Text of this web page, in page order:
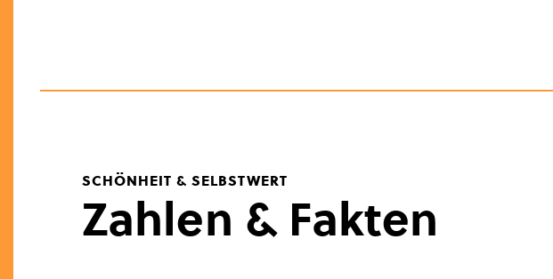
SCHÖNHEIT & SELBSTWERT
Zahlen & Fakten